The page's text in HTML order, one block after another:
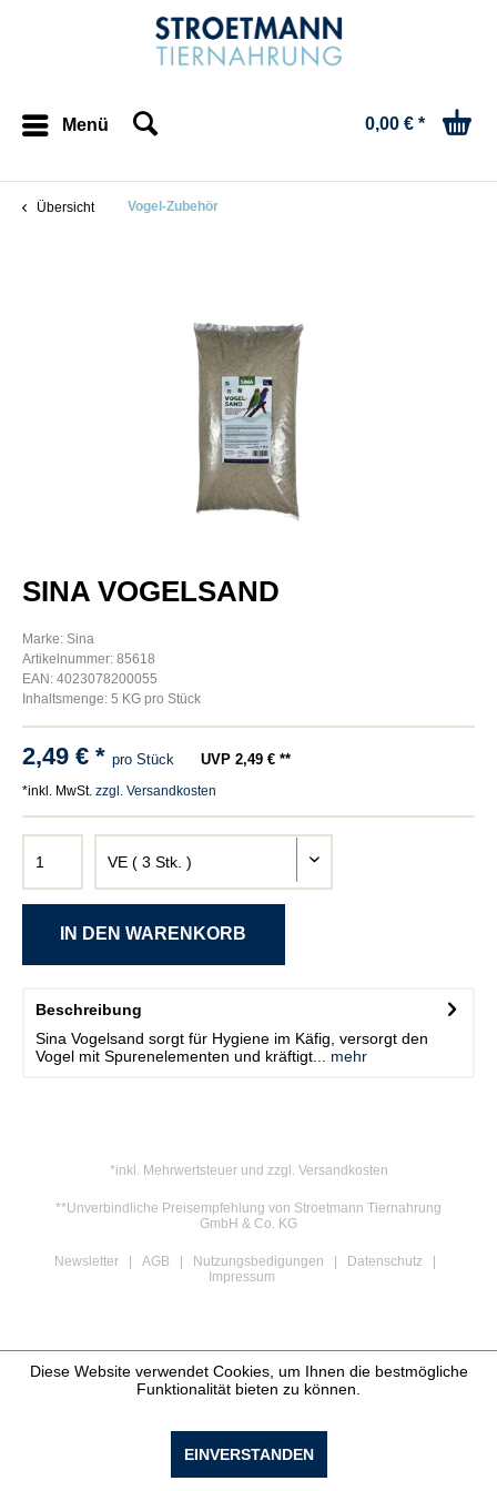
Menü 0,00 € *
Übersicht Vogel-Zubehör
SINA VOGELSAND
Marke: Sina
Artikelnummer: 85618
EAN: 4023078200055
Inhaltsmenge: 5 KG pro Stück
2,49 € * pro Stück UVP 2,49 € **
*inkl. MwSt. zzgl. Versandkosten
Beschreibung
Sina Vogelsand sorgt für Hygiene im Käfig, versorgt den
Vogel mit Spurenelementen und kräftigt...
mehr
*inkl. Mehrwertsteuer und zzgl. Versandkosten
**Unverbindliche Preisempfehlung von Stroetmann Tiernahrung
GmbH & Co. KG
Newsletter AGB Nutzungsbedigungen
Datenschutz
Impressum
Diese Website verwendet Cookies, um Ihnen die bestmögliche
Funktionalität bieten zu können.
EINVERSTANDEN